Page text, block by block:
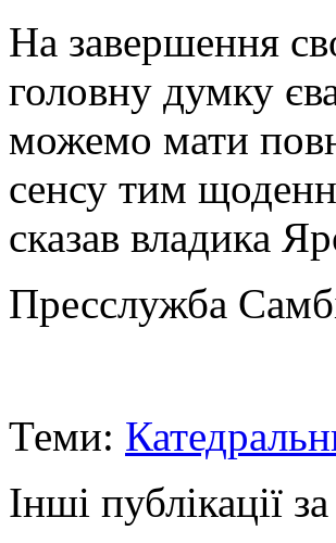
На завершення
головну думку
можемо мати
сенсу тим
сказав владика
Пресслужба
Теми:
Інші публікації